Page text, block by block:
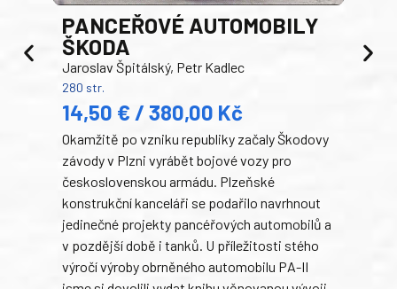
PANCEŘOVÉ AUTOMOBILY
ŠKODA
Jaroslav Špitálský, Petr Kadlec
280 str.
14,50 € / 380,00 Kč
Okamžitě po vzniku republiky začaly Škodovy
závody v Plzni vyrábět bojové vozy pro
československou armádu. Plzeňské
konstrukční kanceláři se podařilo navrhnout
jedinečné projekty pancéřových automobilů a
v pozdější době i tanků. U příležitosti stého
výročí výroby obrněného automobilu PA-II